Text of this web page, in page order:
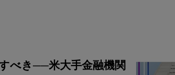
べき──米大手金融機関